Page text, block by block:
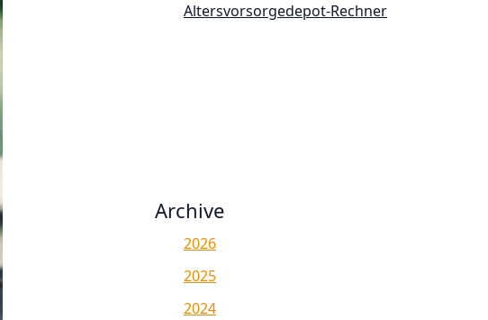
Altersvorsorgedepot-Rechner
Archive
2026
2025
2024